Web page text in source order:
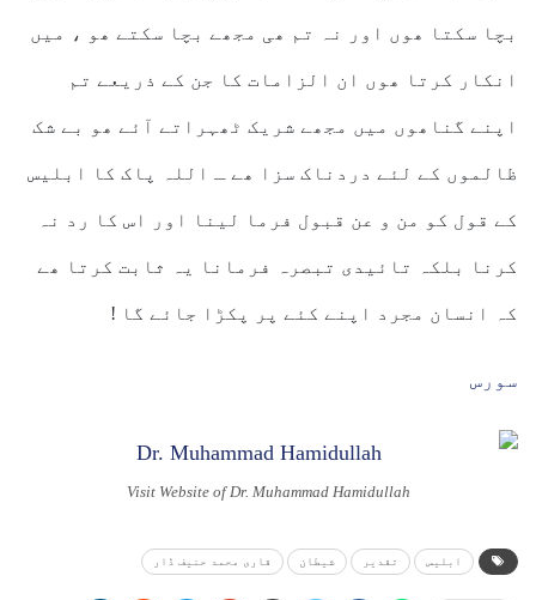
بچا سکتا ھوں اور نہ تم ھی مجھے بچا سکتے ھو ، میں
انکار کرتا ھوں ان الزامات کا جن کے ذریعے تم
اپنے گناھوں میں مجھے شریک ٹھہراتے آئے ھو بے شک
ظالموں کے لئے دردناک سزا ھے ـ اللہ پاک کا ابلیس
کے قول کو من و عن قبول فرما لینا اور اس کا رد نہ
کرنا بلکہ تائیدی تبصرہ فرمانا یہ ثابت کرتا ھے
کہ انسان مجرد اپنے کئے پر پکڑا جائے گا !
سورس
Visit Website of Dr. Muhammad Hamidullah
ابلیس تقدیر شیطان قاری محمد حنیف ڈار